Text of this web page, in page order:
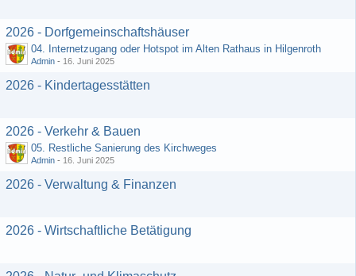
2026 - Dorfgemeinschaftshäuser
04. Internetzugang oder Hotspot im Alten Rathaus in Hilgenroth
Admin - 16. Juni 2025
2026 - Kindertagesstätten
2026 - Verkehr & Bauen
05. Restliche Sanierung des Kirchweges
Admin - 16. Juni 2025
2026 - Verwaltung & Finanzen
2026 - Wirtschaftliche Betätigung